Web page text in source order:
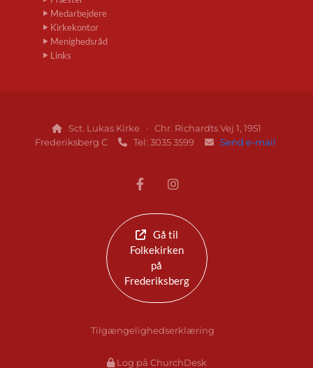
Medarbejdere
Kirkekontor
Menighedsråd
Links

Sct. Lukas Kirke · Chr. Richardts Vej 1, 1951
Frederiksberg C
 Tel: 3035 3599  Send e-mail
Gå til
Folkekirken
på
Frederiksberg
Tilgængelighedserklæring
Log på ChurchDesk